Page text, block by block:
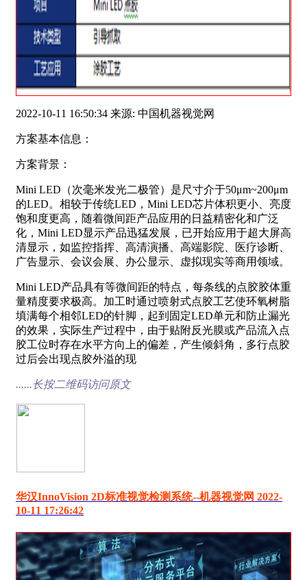
2022-10-11 16:50:34 来源: 中国机器视觉网
方案基本信息：
方案背景：
Mini LED（次毫米发光二极管）是尺寸介于50μm~200μm
的LED。相较于传统LED，Mini LED芯片体积更小、亮度
饱和度更高，随着微间距产品应用的日益精密化和广泛
化，Mini LED显示产品迅猛发展，已开始应用于超大屏高
清显示，如监控指挥、高清演播、高端影院、医疗诊断、
广告显示、会议会展、办公显示、虚拟现实等商用领域。
Mini LED产品具有等微间距的特点，每条线的点胶胶体重
量精度要求极高。加工时通过喷射式点胶工艺使环氧树脂
填满每个相邻LED的针脚，起到固定LED单元和防止漏光
的效果，实际生产过程中，由于贴附反光膜或产品流入点
胶工位时存在水平方向上的偏差，产生倾斜角，多行点胶
过后会出现点胶外溢的现
......长按二维码访问原文
华汉InnoVision 2D标准视觉检测系统--机器视觉网 2022-
10-11 17:26:42